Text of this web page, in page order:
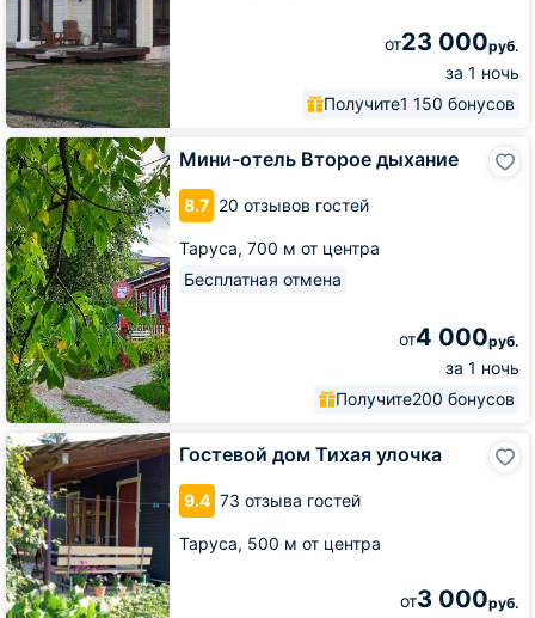
от23 000руб.
за 1 ночь
Получите1 150 бонусов
Мини-отель Второе дыхание
8.7 20 отзывов гостей
Таруса, 700 м от центра
Бесплатная отмена
от4 000руб.
за 1 ночь
Получите200 бонусов
Мини-
отель
Второе
дыхание
Гостевой дом Тихая улочка
9.4 73 отзыва гостей
Таруса, 500 м от центра
от3 000руб.
Гостевой
дом
Тихая
улочка